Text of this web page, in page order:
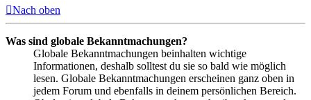
Nach oben
Was sind globale Bekanntmachungen?
Globale Bekanntmachungen beinhalten wichtige
Informationen, deshalb solltest du sie so bald wie möglich
lesen. Globale Bekanntmachungen erscheinen ganz oben in
jedem Forum und ebenfalls in deinem persönlichen Bereich.